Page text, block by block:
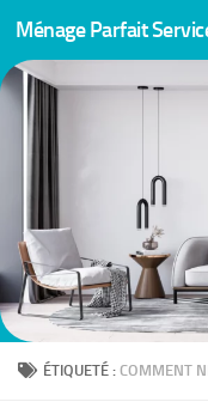
Skip to content
Ménage Parfait
ÉTIQUETÉ :COMMENT